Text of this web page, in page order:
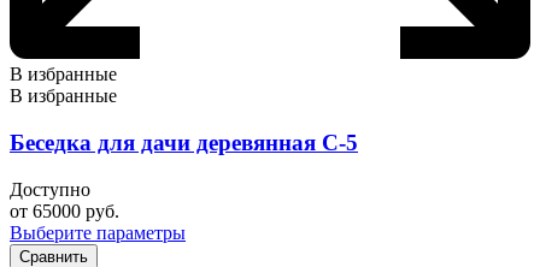
В избранные
В избранные
Беседка для дачи деревянная С-5
Доступно
от 65000 руб.
Выберите параметры
Сравнить